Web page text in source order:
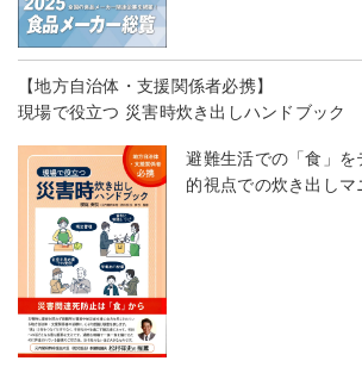
【地方自治体・支援関係者必携】
現場で役立つ 災害時炊き出しハンドブック
避難生活での「食」
的視点での炊き出しマ